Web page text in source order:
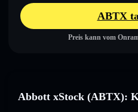
ABTX
Preis kann vom
Abbott xStock (ABTX):